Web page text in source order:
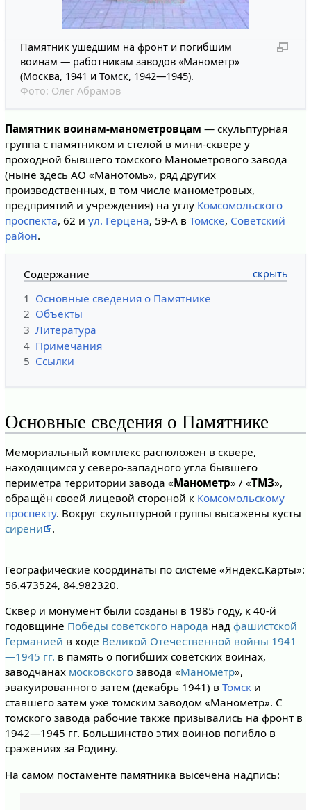
Памятник ушедшим на фронт и погибшим
воинам — работникам заводов «Манометр»
(Москва, 1941 и Томск, 1942—1945).
Фото: Олег Абрамов
Памятник воинам-манометровцам — скульптурная
группа с памятником и стелой в мини-сквере у
проходной бывшего томского Манометрового завода
(ныне здесь АО «Манотомь», ряд других
производственных, в том числе манометровых,
предприятий и учреждения) на углу Комсомольского
проспекта, 62 и ул. Герцена, 59-А в Томске, Советский
район.
Содержание
1 Основные сведения о Памятнике
2 Объекты
3 Литература
4 Примечания
5 Ссылки
Основные сведения о Памятнике
Мемориальный комплекс расположен в сквере,
находящимся у северо-западного угла бывшего
периметра территории завода «Манометр» / «ТМЗ»,
обращён своей лицевой стороной к Комсомольскому
проспекту. Вокруг скульптурной группы высажены кусты
сирени
.
Географические координаты по системе «Яндекс.Карты»:
56.473524, 84.982320.
Сквер и монумент были созданы в 1985 году, к 40-й
годовщине Победы советского народа над фашистской
Германией в ходе Великой Отечественной войны 1941
—1945 гг. в память о погибших советских воинах,
заводчанах московскогозавода «Манометр»,
эвакуированного затем (декабрь 1941) в Томски
ставшего затем уже томским заводом «Манометр». С
томского завода рабочие также призывались на фронт в
1942—1945 гг. Большинство этих воинов погибло в
сражениях за Родину.
На самом постаменте памятника высечена надпись: